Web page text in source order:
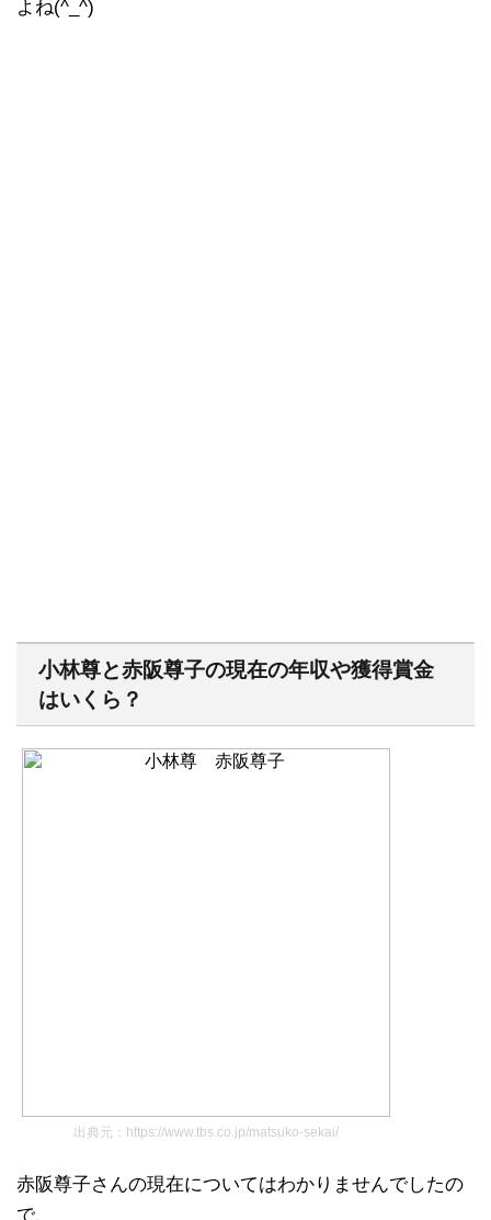
よね(^_^)
小林尊と赤阪尊子の現在の年収や獲得賞金
はいくら？
出典元：https://www.tbs.co.jp/matsuko-sekai/
赤阪尊子さんの現在についてはわかりませんでしたの
で、